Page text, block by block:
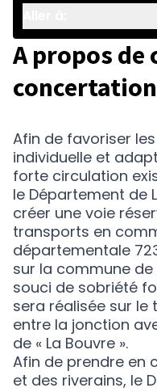
A propos de
concertation
Afin de favoriser
individuelle et
forte circulation
le Département de
créer une voie
transports en
départementale
sur la commune de
souci de sobriété
sera réalisée sur
entre la jonction
de « La Bouvre ».
Afin de prendre en
et des riverains, le